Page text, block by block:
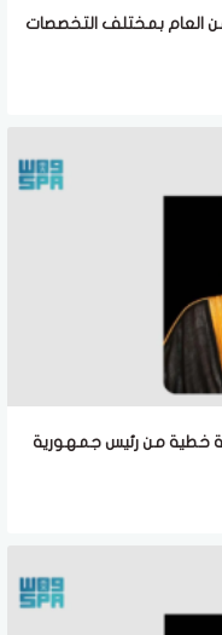
خطية من رئيس جمهورية